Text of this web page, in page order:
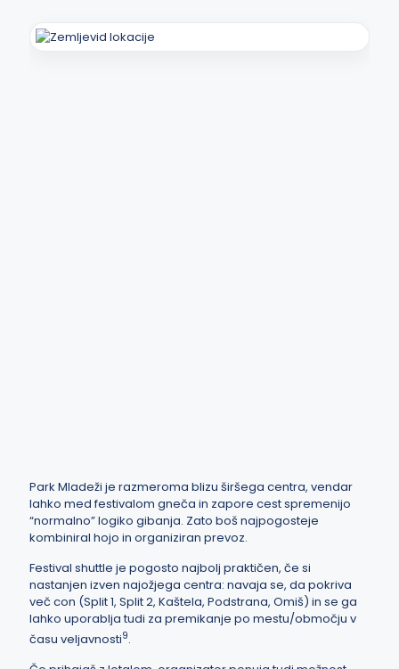
Park Mladeži je razmeroma blizu širšega centra, vendar
lahko med festivalom gneča in zapore cest spremenijo
“normalno” logiko gibanja. Zato boš najpogosteje
kombiniral hojo in organiziran prevoz.
Festival shuttle je pogosto najbolj praktičen, če si
nastanjen izven najožjega centra: navaja se, da pokriva
več con (Split 1, Split 2, Kaštela, Podstrana, Omiš) in se ga
lahko uporablja tudi za premikanje po mestu/območju v
času veljavnosti9.